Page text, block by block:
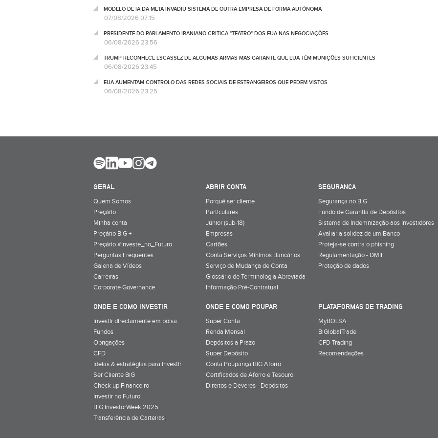
MODELO DE IA DA META INVADIU SISTEMA DE OUTRA EMPRESA DE FORMA AUTÓNOMA
07/08/2026 07:15
PRESIDENTE DO PARLAMENTO IRANIANO CRITICA "TEATRO" DOS EUA NAS NEGOCIAÇÕES
06/08/2026 23:56
TRUMP RECONHECE ESCASSEZ DE ALGUMAS ARMAS MAS GARANTE QUE EUA TÊM MUNIÇÕES SUFICIENTES
06/08/2026 23:45
EUA AUMENTAM CONTROLO DAS REDES SOCIAIS DE ESTRANGEIROS QUE PEDEM VISTOS
06/08/2026 23:25
GERAL
Quem Somos
Preçário
Minha conta
Preçário BiG +
Preçário #Investe_no_Futuro
Perguntas Frequentes
Galeria de Vídeos
Carreiras
Corporate Governance
ABRIR CONTA
Porquê ser cliente
Particulares
Júnior (sub-18)
Empresas
Cartões
Conta Serviços Mínimos Bancários
Serviço de Mudança de Conta
Glossário de Terminologia Abreviada
Informação Pré-Contratual
SEGURANÇA
Segurança no BiG
Fundo de Garantia de Depósitos
Sistema de Indemnização aos Investidores
Avaliar a solidez de um Banco
Proteja-se contra o phishing
Regulamentação - DMIF
Proteção de dados
ONDE E COMO INVESTIR
Investir directamente em bolsa
Fundos
Obrigações
CFD
Ideias & estratégias para investir
Ser Cliente BiG
Check up Financeiro
Investir no Futuro
BiG InvestorWeek 2025;
Transferência de Carteiras;
ONDE E COMO POUPAR
Super Conta
Renda Mensal
Depósitos a Prazo
Super Depósito
Conta Poupança BiG Aforro
Certificados de Aforro e Tesouro
Direitos e Deveres - Depósitos
PLATAFORMAS DE TRADING
MyBOLSA
BiGlobalTrade
CFD Trading
Recomendações